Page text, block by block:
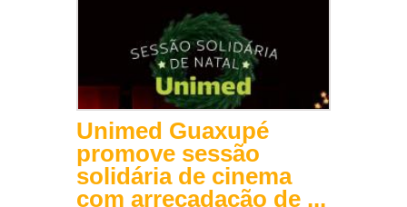
Unimed Guaxupé
promove sessão
solidária de cinema
com arrecadação de ...